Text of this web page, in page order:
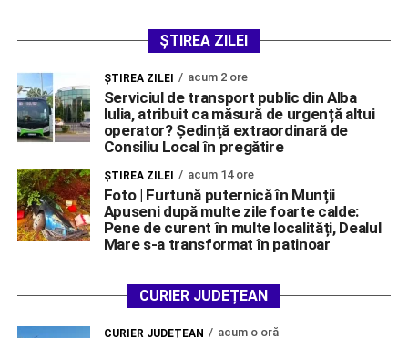
ȘTIREA ZILEI
ŞTIREA ZILEI acum 2 ore
Serviciul de transport public din Alba
Iulia, atribuit ca măsură de urgență altui
operator? Ședință extraordinară de
Consiliu Local în pregătire
ŞTIREA ZILEI acum 14 ore
Foto | Furtună puternică în Munții
Apuseni după multe zile foarte calde:
Pene de curent în multe localități, Dealul
Mare s-a transformat în patinoar
CURIER JUDEȚEAN
CURIER JUDEȚEAN acum o oră